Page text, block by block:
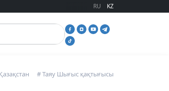
RU KZ
# Таяу Шығыс қақтығысы